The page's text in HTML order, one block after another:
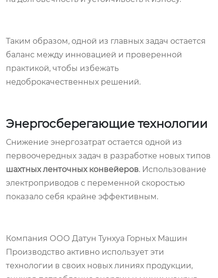
Таким образом, одной из главных задач остается
баланс между инновацией и проверенной
практикой, чтобы избежать
недоброкачественных решений.
Энергосберегающие технологии
Снижение энергозатрат остается одной из
первоочередных задач в разработке новых типов
шахтных ленточных конвейеров. Использование
электроприводов с переменной скоростью
показало себя крайне эффективным.
Компания ООО Датун Тунхуа Горных Машин
Производство активно использует эти
технологии в своих новых линиях продукции,